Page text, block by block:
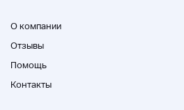
О компании
Отзывы
Помощь
Контакты